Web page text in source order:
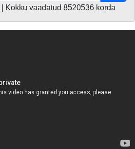
Kokku vaadatud 8520536 korda